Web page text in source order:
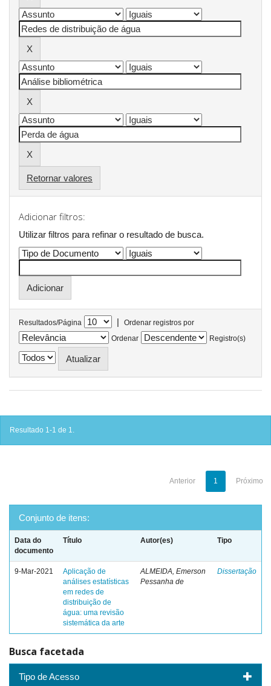
Retornar valores
Adicionar filtros:
Utilizar filtros para refinar o resultado de busca.
Resultados/Página |
Ordenar registros por
Ordenar
Registro(s)
Resultado 1-1 de 1.
Anterior 1 Próximo
Conjunto de itens:
Data do
documento
Título Autor(es) Tipo
9-Mar-2021
Aplicação de
análises estatísticas
em redes de
distribuição de
água: uma revisão
sistemática da arte
ALMEIDA, Emerson
Pessanha de
Dissertação
Busca facetada
Tipo de Acesso